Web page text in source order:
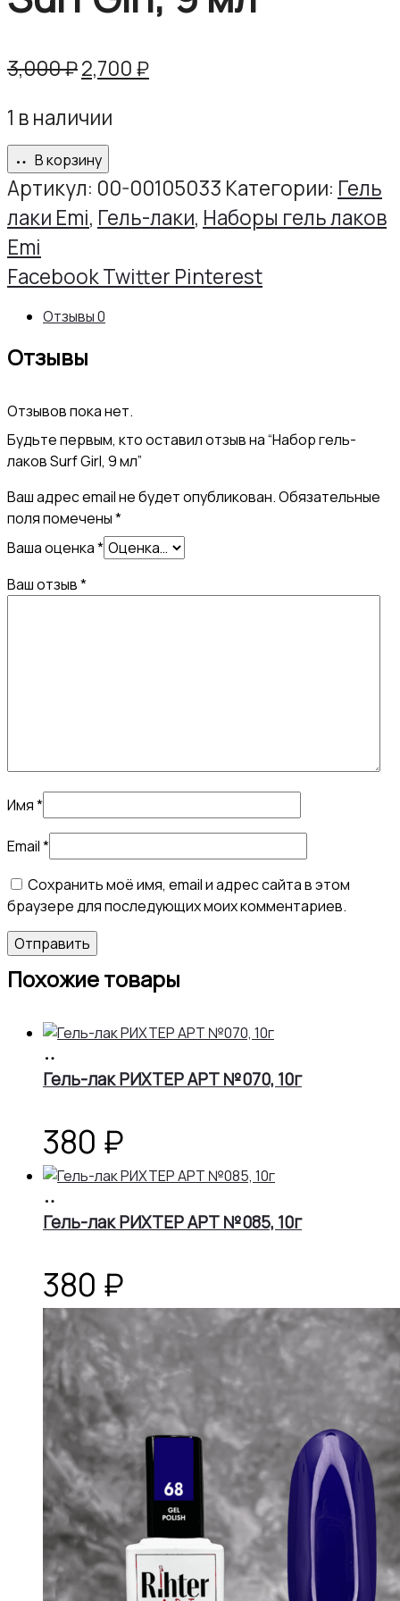
3,000₽Первоначальная
составляла
3,000 ₽.
2,700₽Текущая
1 в наличии
В корзину
Артикул: 00-00105033 Категории: Гель
лаки Emi, Гель-лаки, Наборы гель лаков
Emi
Share
FacebookTwitter Pinterest
Отзывы0
Отзывы
Отзывов пока нет.
Будьте первым, кто оставил отзыв на “Набор гель-
лаков Surf Girl, 9 мл”
Ваш адрес email не будет опубликован.Обязательные
поля помечены*
Ваша оценка*
Ваш отзыв*
Имя*
Email*
Сохранить моё имя, email и адрес сайта в этом
браузере для последующих моих комментариев.
Похожие товары
корзину
Гель-лак РИХТЕР АРТ №070, 10г
380 ₽
корзину
Гель-лак РИХТЕР АРТ №085, 10г
380 ₽